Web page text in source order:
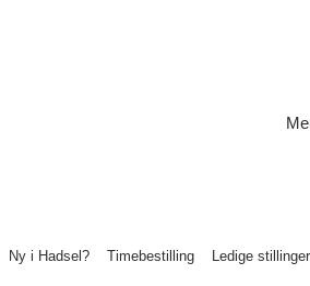
Ny i Hadsel? Timebestilling Ledige stillinger